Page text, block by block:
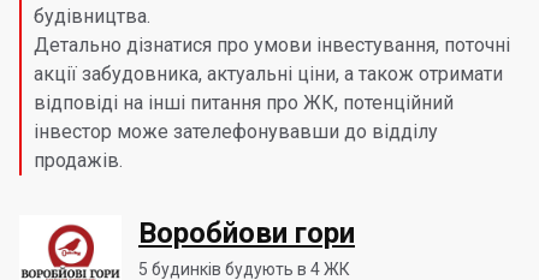
будівництва.
Детально дізнатися про умови інвестування, поточні
акції забудовника, актуальні ціни, а також отримати
відповіді на інші питання про ЖК, потенційний
інвестор може зателефонувавши до відділу
продажів.
Воробйови гори
5 будинків будують в 4 ЖК